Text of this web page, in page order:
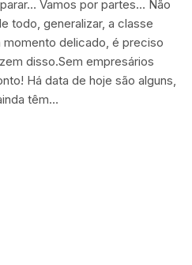
Vamos por partes… Não
todo, generalizar, a classe
momento delicado, é preciso
disso.Sem empresários
Há data de hoje são alguns,
têm…